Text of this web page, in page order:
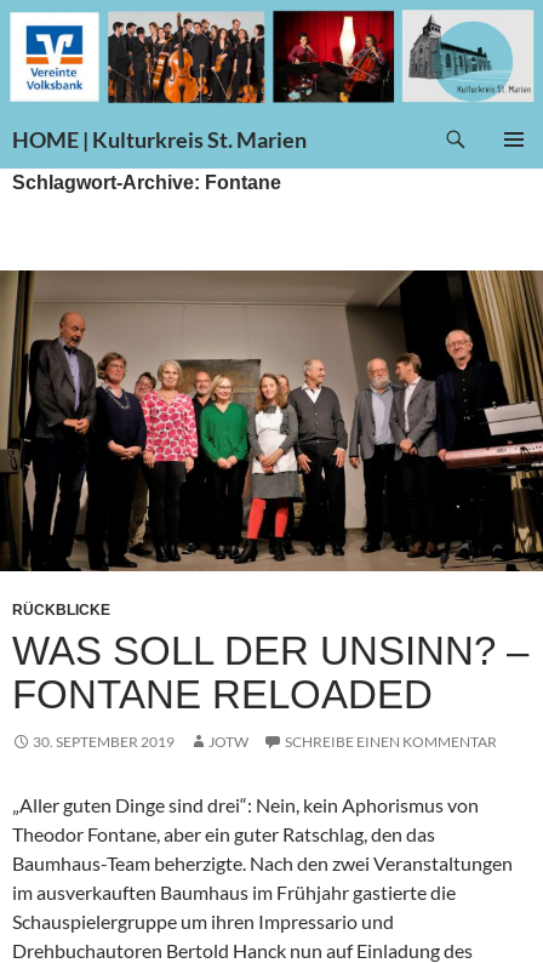
HOME | Kulturkreis St. Marien
INHALT
Schlagwort-Archive: Fontane
RÜCKBLICKE
WAS SOLL DER UNSINN? –
FONTANE RELOADED
30. SEPTEMBER 2019 JOTW SCHREIBE EINEN KOMMENTAR
„Aller guten Dinge sind drei“: Nein, kein Aphorismus von
Theodor Fontane, aber ein guter Ratschlag, den das
Baumhaus-Team beherzigte. Nach den zwei Veranstaltungen
im ausverkauften Baumhaus im Frühjahr gastierte die
Schauspielergruppe um ihren Impressario und
Drehbuchautoren Bertold Hanck nun auf Einladung des